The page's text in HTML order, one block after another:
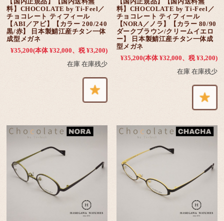
料】CHOCOLATE by Ti-Feel／
チョコレート ティフィール
【ABI／アビ】【カラー 200/240
黒/赤】 日本製鯖江産チタン一体
成型メガネ
¥35,200(本体 ¥32,000、税 ¥3,200)
在庫 在庫残少
料】CHOCOLATE by Ti-Feel／
チョコレート ティフィール
【NORA／ノラ】【カラー 80/90
ダークブラウン/クリームイエロ
ー】 日本製鯖江産チタン一体成
型メガネ
¥35,200(本体 ¥32,000、税 ¥3,200)
在庫 在庫残少